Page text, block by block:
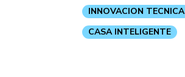
INNOVACION TECNICA
CASA INTELIGENTE